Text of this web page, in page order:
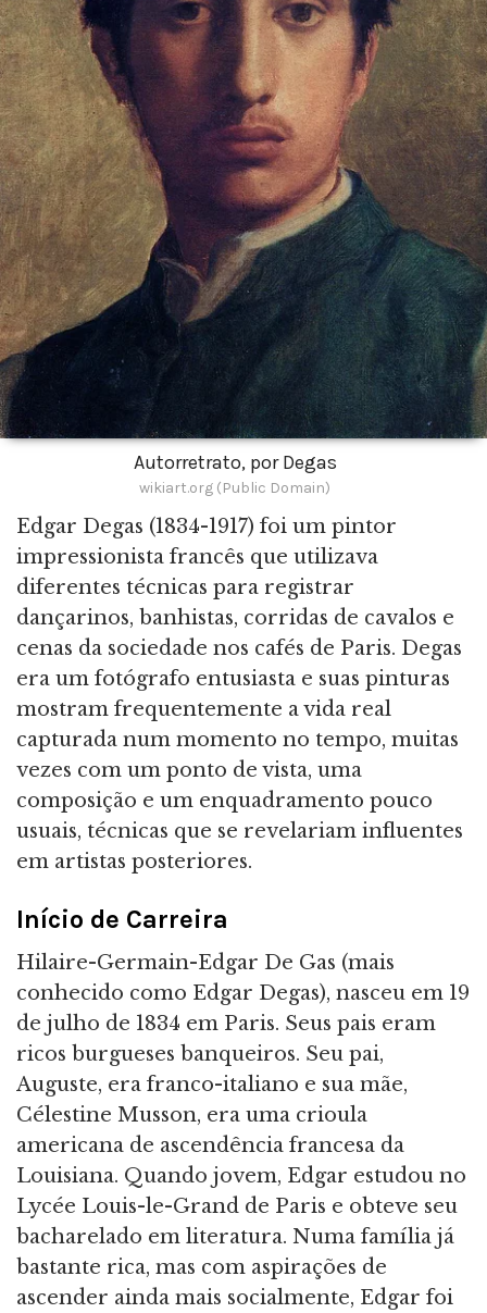
Autorretrato, por Degas
wikiart.org (Public Domain)
Edgar Degas (1834-1917) foi um pintor
impressionista francês que utilizava
diferentes técnicas para registrar
dançarinos, banhistas, corridas de cavalos e
cenas da sociedade nos cafés de Paris. Degas
era um fotógrafo entusiasta e suas pinturas
mostram frequentemente a vida real
capturada num momento no tempo, muitas
vezes com um ponto de vista, uma
composição e um enquadramento pouco
usuais, técnicas que se revelariam influentes
em artistas posteriores.
Início de Carreira
Hilaire-Germain-Edgar De Gas (mais
conhecido como Edgar Degas), nasceu em 19
de julho de 1834 em Paris. Seus pais eram
ricos burgueses banqueiros. Seu pai,
Auguste, era franco-italiano e sua mãe,
Célestine Musson, era uma crioula
americana de ascendência francesa da
Louisiana. Quando jovem, Edgar estudou no
Lycée Louis-le-Grand de Paris e obteve seu
bacharelado em literatura. Numa família já
bastante rica, mas com aspirações de
ascender ainda mais socialmente, Edgar foi